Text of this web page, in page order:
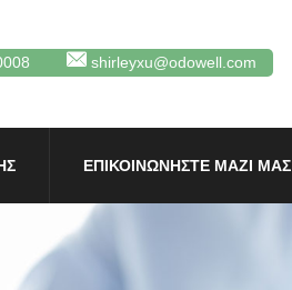
shirleyxu@odowell.com
ΕΠΙΚΟΙΝΩΝΉΣΤΕ ΜΑΖΊ ΜΑΣ